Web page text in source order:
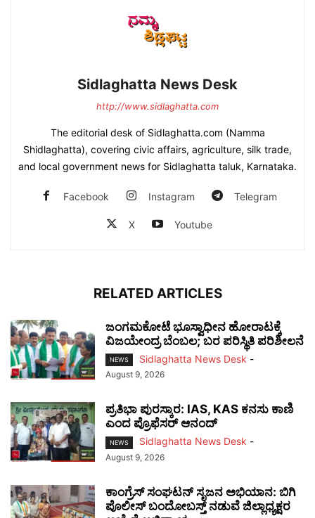
Sidlaghatta News Desk
http://www.sidlaghatta.com
The editorial desk of Sidlaghatta.com (Namma
Shidlaghatta), covering civic affairs, agriculture, silk trade,
and local government news for Sidlaghatta taluk, Karnataka.
Facebook Instagram Telegram
X Youtube
RELATED ARTICLES
ಜಂಗಮಕೋಟೆ ಭೂಸ್ವಾಧೀನ ಹೋರಾಟಕ್ಕೆ
ವಿಜಯೇಂದ್ರ ಬೆಂಬಲ; ಬರ ಪರಿಸ್ಥಿತಿ ಪರಿಶೀಲನೆ
NEWS Sidlaghatta News Desk -
August 9, 2026
ಪ್ರತಿಭಾ ಪುರಸ್ಕಾರ: IAS, KAS ಕನಸು ಕಾಣಿ
ಎಂದ ಪ್ರೊಫೆಸರ್ ಆನಂದ್
NEWS Sidlaghatta News Desk -
August 9, 2026
ಕಾಂಗ್ರೆಸ್ ಸಂಘಟನ್ ಸೃಜನ ಅಭಿಯಾನ: ಬಿಗಿ
ಪೊಲೀಸ್ ಬಂದೋಬಸ್ತ್ ನಡುವೆ ಜಿಲ್ಲಾಧ್ಯಕ್ಷರ